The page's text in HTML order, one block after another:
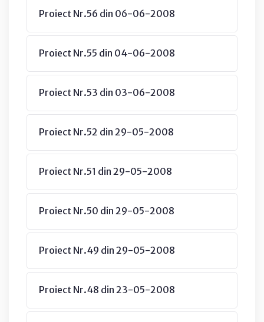
Proiect Nr.56 din 06-06-2008
Proiect Nr.55 din 04-06-2008
Proiect Nr.53 din 03-06-2008
Proiect Nr.52 din 29-05-2008
Proiect Nr.51 din 29-05-2008
Proiect Nr.50 din 29-05-2008
Proiect Nr.49 din 29-05-2008
Proiect Nr.48 din 23-05-2008